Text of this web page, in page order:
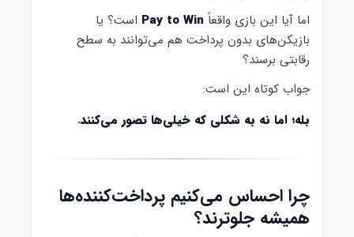
اما آیا این بازی واقعاً Pay to Win است؟ یا
بازیکن‌های بدون پرداخت هم می‌توانند به سطح
رقابتی برسند؟
جواب کوتاه این است:
بله؛ اما نه به شکلی که خیلی‌ها تصور می‌کنند.
چرا احساس می‌کنیم پرداخت‌کننده‌ها
همیشه جلوترند؟